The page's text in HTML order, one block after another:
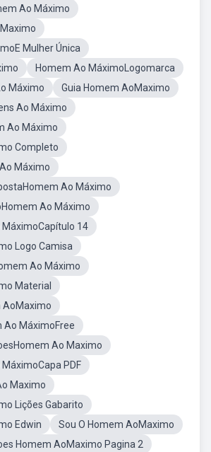
Ao Máximo
Mulher Única
Homem Ao MáximoLogomarca
Máximo
Guia Homem AoMaximo
Ao Máximo
Ao Máximo
Completo
Máximo
Ao Máximo
Ao Máximo
MáximoCapítulo 14
Logo Camisa
Ao Máximo
Material
AoMaximo
Ao MáximoFree
Ao Maximo
MáximoCapa PDF
Maximo
Lições Gabarito
Edwin
Sou O Homem AoMaximo
Homem AoMaximo Pagina 2